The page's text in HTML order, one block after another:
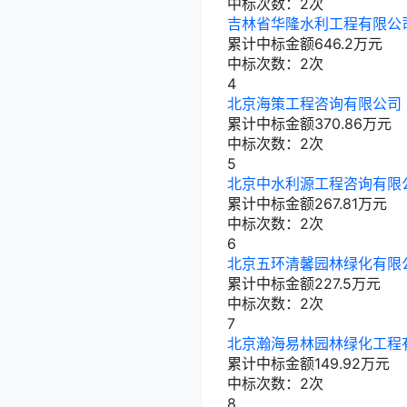
中标次数：2次
吉林省华隆水利工程有限公
累计中标金额646.2万元
中标次数：2次
4
北京海策工程咨询有限公司
累计中标金额370.86万元
中标次数：2次
5
北京中水利源工程咨询有限
累计中标金额267.81万元
中标次数：2次
6
北京五环清馨园林绿化有限
累计中标金额227.5万元
中标次数：2次
7
北京瀚海易林园林绿化工程
累计中标金额149.92万元
中标次数：2次